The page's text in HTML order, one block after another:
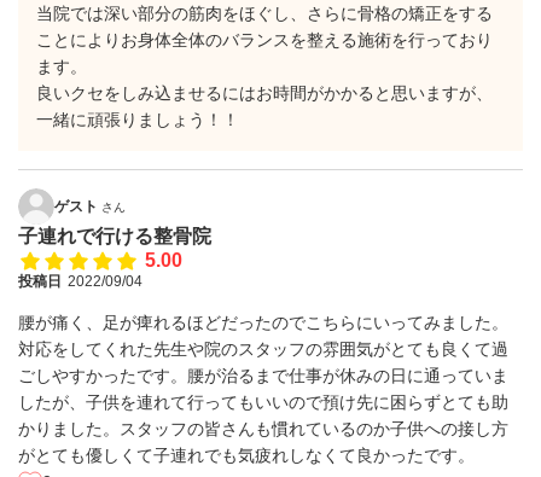
当院では深い部分の筋肉をほぐし、さらに骨格の矯正をする
ことによりお身体全体のバランスを整える施術を行っており
ます。
良いクセをしみ込ませるにはお時間がかかると思いますが、
一緒に頑張りましょう！！
ゲスト さん
子連れで行ける整骨院
5.00
投稿日 2022/09/04
腰が痛く、足が痺れるほどだったのでこちらにいってみました。
対応をしてくれた先生や院のスタッフの雰囲気がとても良くて過
ごしやすかったです。腰が治るまで仕事が休みの日に通っていま
したが、子供を連れて行ってもいいので預け先に困らずとても助
かりました。スタッフの皆さんも慣れているのか子供への接し方
がとても優しくて子連れでも気疲れしなくて良かったです。